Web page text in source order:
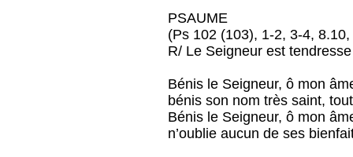
PSAUME
(Ps 102 (103), 1-2, 3-4,
R/ Le Seigneur est
Bénis le Seigneur, ô mon
bénis son nom très saint,
Bénis le Seigneur, ô mon
n’oublie aucun de ses